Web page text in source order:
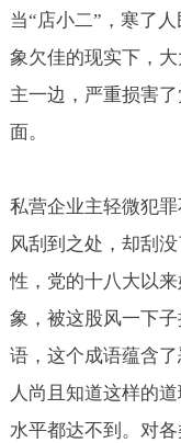
当“店小二”，寒了
象欠佳的现实下，
主一边，严重损害
面。
私营企业主轻微犯
风刮到之处，却刮
性，党的十八大以
象，被这股风一下
语，这个成语蕴含
人尚且知道这样的
水平都达不到。对